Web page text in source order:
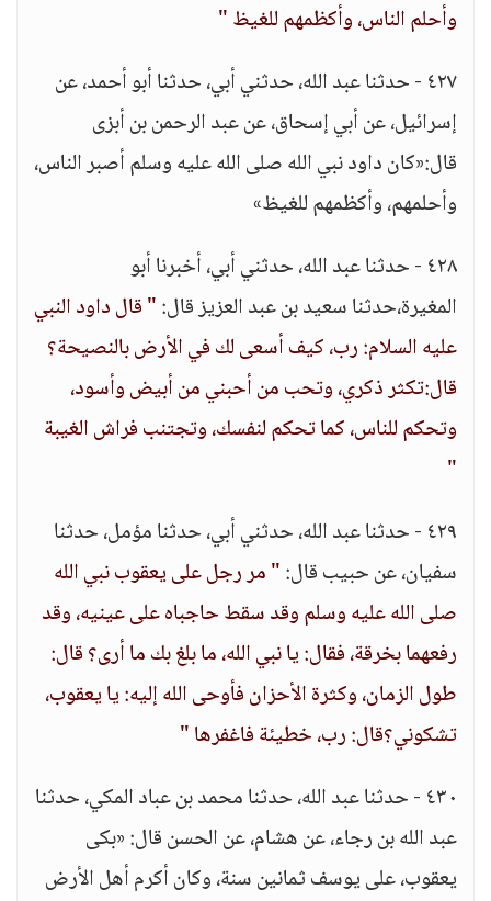
وأحلم الناس، وأكظمهم للغيظ "
٤٢٧ - حدثنا عبد الله، حدثني أبي، حدثنا أبو أحمد، عن
إسرائيل، عن أبي إسحاق، عن عبد الرحمن بن أبزى
قال:«كان داود نبي الله صلى الله عليه وسلم أصبر الناس،
وأحلمهم، وأكظمهم للغيظ»
٤٢٨ - حدثنا عبد الله، حدثني أبي، أخبرنا أبو
المغيرة،حدثنا سعيد بن عبد العزيز قال:" قال داود النبي
عليه السلام: رب، كيف أسعى لك في الأرض بالنصيحة؟
قال:تكثر ذكري، وتحب من أحبني من أبيض وأسود،
وتحكم للناس، كما تحكم لنفسك، وتجتنب فراش الغيبة
"
٤٢٩ - حدثنا عبد الله، حدثني أبي، حدثنا مؤمل، حدثنا
سفيان، عن حبيب قال:" مر رجل على يعقوب نبي الله
صلى الله عليه وسلم وقد سقط حاجباه على عينيه، وقد
رفعهما بخرقة، فقال: يا نبي الله، ما بلغ بك ما أرى؟ قال:
طول الزمان، وكثرة الأحزان فأوحى الله إليه: يا يعقوب،
تشكوني؟قال: رب، خطيئة فاغفرها "
٤٣٠ - حدثنا عبد الله، حدثنا محمد بن عباد المكي، حدثنا
عبد الله بن رجاء، عن هشام، عن الحسن قال: «بكى
يعقوب، على يوسف ثمانين سنة، وكان أكرم أهل الأرض